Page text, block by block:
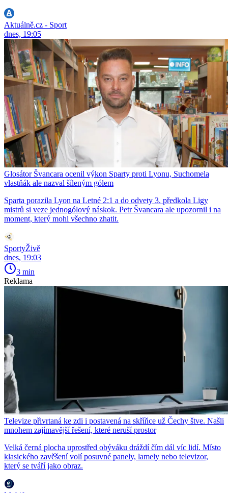
Aktuálně.cz - Sport
dnes, 19:05
Glosátor Švancara ocenil výkon Sparty proti Lyonu, Suchomela
vlastňák ale nazval šíleným gólem
Sparta porazila Lyon na Letné 2:1 a do odvety 3. předkola Ligy
mistrů si veze jednogólový náskok. Petr Švancara ale upozornil i na
moment, který mohl všechno zhatit.
SportyŽivě
dnes, 19:03
3 min
Reklama
Televize přivrtaná ke zdi i postavená na skříňce už Čechy štve. Našli
mnohem zajímavější řešení, které neruší prostor
Velká černá plocha uprostřed obýváku dráždí čím dál víc lidí. Místo
klasického zavěšení volí posuvné panely, lamely nebo televizor,
který se tváří jako obraz.